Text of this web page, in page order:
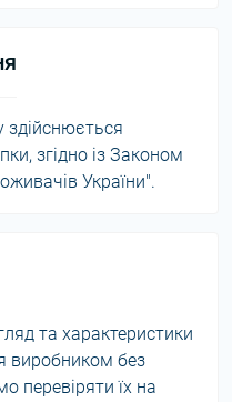
здійснюється
згідно із Законом
України".
та характеристики
виробником без
перевіряти їх на